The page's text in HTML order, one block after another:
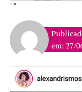
""
em: 27/